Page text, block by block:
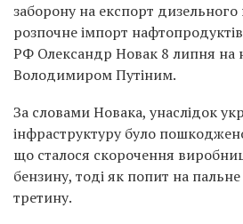
заборону на експорт дизельного
розпочне імпорт
РФ Олександр Новак 8 липня на
Володимиром Путіним.
За словами Новака, унаслідок
інфраструктуру було
що сталося скорочення
бензину, тоді як попит на
третину.